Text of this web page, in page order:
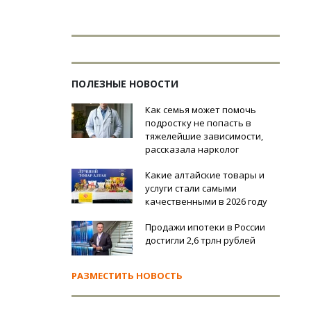
ПОЛЕЗНЫЕ НОВОСТИ
Как семья может помочь
подростку не попасть в
тяжелейшие зависимости,
рассказала нарколог
Какие алтайские товары и
услуги стали самыми
качественными в 2026 году
Продажи ипотеки в России
достигли 2,6 трлн рублей
РАЗМЕСТИТЬ НОВОСТЬ